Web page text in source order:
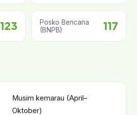
123
Posko Bencana
(BNPB)
117
Musim kemarau (April–
Oktober)